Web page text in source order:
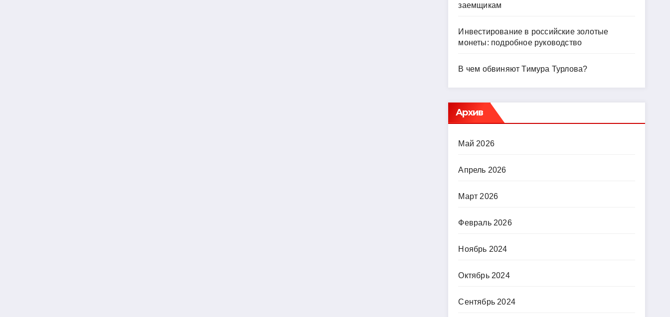
заемщикам
Инвестирование в российские золотые
монеты: подробное руководство
В чем обвиняют Тимура Турлова?
Архив
Май 2026
Апрель 2026
Март 2026
Февраль 2026
Ноябрь 2024
Октябрь 2024
Сентябрь 2024